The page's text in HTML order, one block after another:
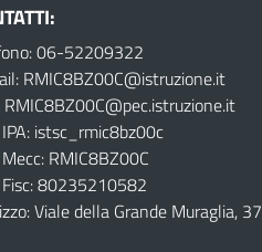
06-52209322
RMIC8BZ00C@istruzione.it
RMIC8BZ00C@pec.istruzione.it
IPA: istsc_rmic8bz00c
Mecc: RMIC8BZ00C
Fisc: 80235210582
Viale della Grande Muraglia, 37